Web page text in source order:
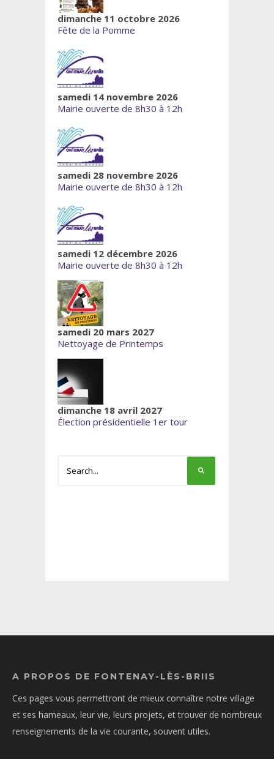
dimanche 11 octobre 2026
Fête de la Pomme
samedi 14 novembre 2026
Mairie ouverte de 8h30 à 12h
samedi 28 novembre 2026
Mairie ouverte de 8h30 à 12h
samedi 12 décembre 2026
Mairie ouverte de 8h30 à 12h
samedi 20 mars 2027
Nettoyage de Printemps
dimanche 18 avril 2027
Élection présidentielle 1er tour
A PROPOS DE FONTENAY-LÈS-BRIIS
Ces pages vous permettront de mieux connaître notre village
et ses hameaux, leur vie, leurs projets, et trouver de nombreux
renseignements de la vie courante, souvent utiles.